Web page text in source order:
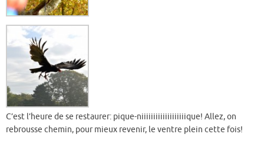
C’est l’heure de se restaurer: pique-niiiiiiiiiiiiiiiiiiique! Allez, on
rebrousse chemin, pour mieux revenir, le ventre plein cette fois!